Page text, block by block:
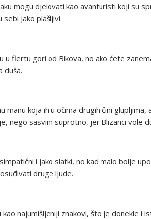
mogu djelovati kao avanturisti koji su
sebi jako plašljivi.
u flertu gori od Bikova, no ako ćete
duša.
manu koja ih u očima drugih čini
nego sasvim suprotno, jer Blizanci vole
i jako slatki, no kad malo bolje
druge ljude.
kao najumišljeniji znakovi, što je donekle i